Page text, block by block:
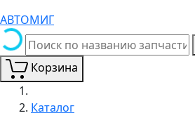
АВТОМИГ
Корзина
Каталог